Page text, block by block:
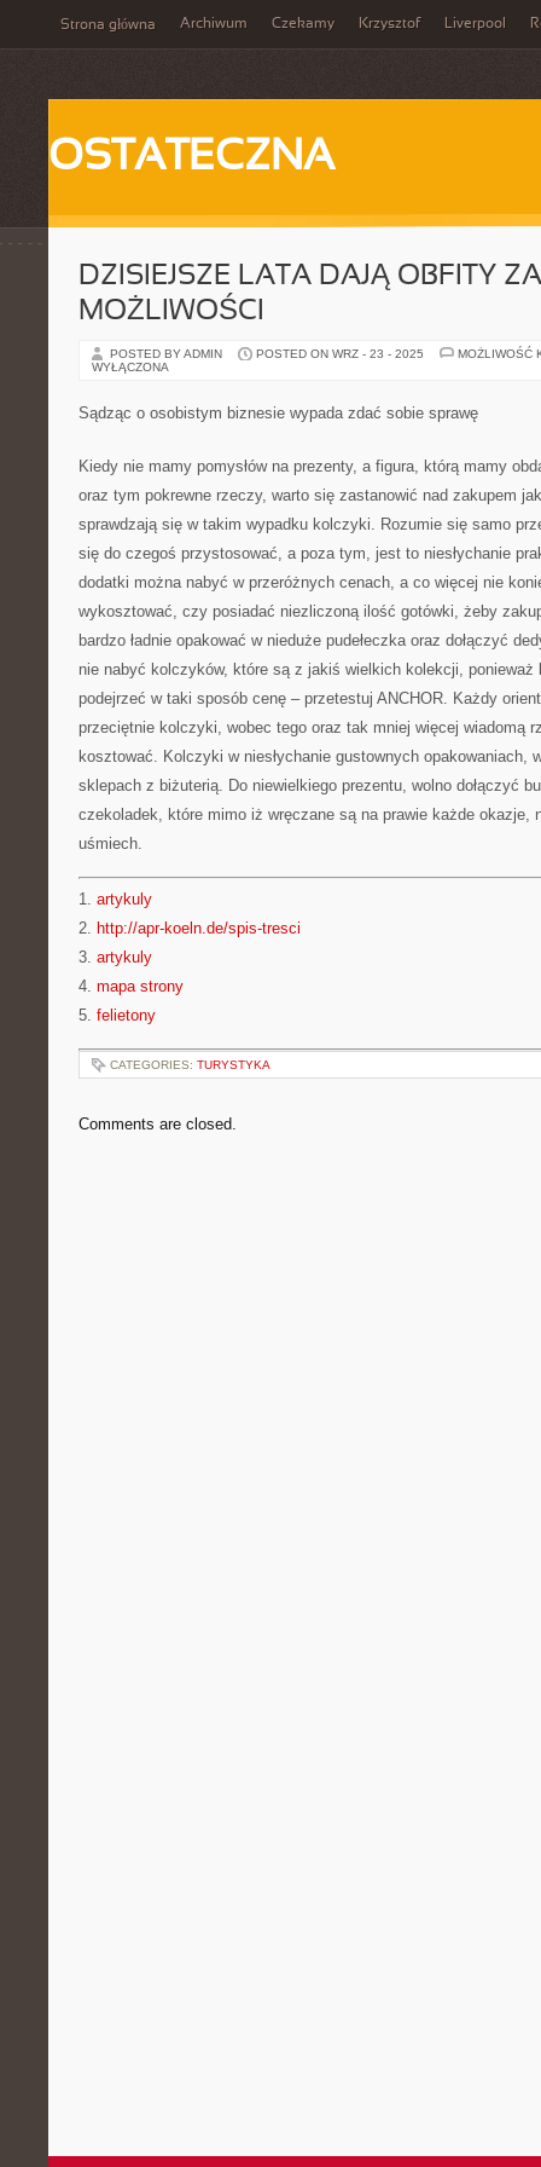
Strona główna Archiwum Czekamy Krzysztof Liverpool
OSTATECZNA
DZISIEJSZE LATA DAJĄ OBFITY
MOŻLIWOŚCI
POSTED BY ADMIN POSTED ON WRZ - 23 - 2025
MOŻLIWOŚĆ
WYŁĄCZONA
Sądząc o osobistym biznesie wypada zdać sobie sprawę
Kiedy nie mamy pomysłów na prezenty, a figura, którą mamy
oraz tym pokrewne rzeczy, warto się zastanowić nad zakupem
sprawdzają się w takim wypadku kolczyki. Rozumie się samo
się do czegoś przystosować, a poza tym, jest to niesłychanie
dodatki można nabyć w przeróżnych cenach, a co więcej nie
wykosztować, czy posiadać niezliczoną ilość gotówki, żeby
bardzo ładnie opakować w nieduże pudełeczka oraz dołączyć
nie nabyć kolczyków, które są z jakiś wielkich kolekcji, ponieważ
podejrzeć w taki sposób cenę – przetestuj ANCHOR. Każdy
przeciętnie kolczyki, wobec tego oraz tak mniej więcej wiadomą
kosztować. Kolczyki w niesłychanie gustownych opakowaniach,
sklepach z biżuterią. Do niewielkiego prezentu, wolno dołączyć
czekoladek, które mimo iż wręczane są na prawie każde okazje,
uśmiech.
1. artykuly
2. http://apr-koeln.de/spis-tresci
3. artykuly
4. mapa strony
5. felietony
CATEGORIES: TURYSTYKA
Comments are closed.